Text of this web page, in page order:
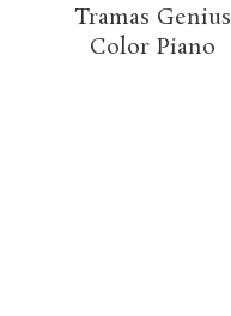
Tramas Genius
Color Piano